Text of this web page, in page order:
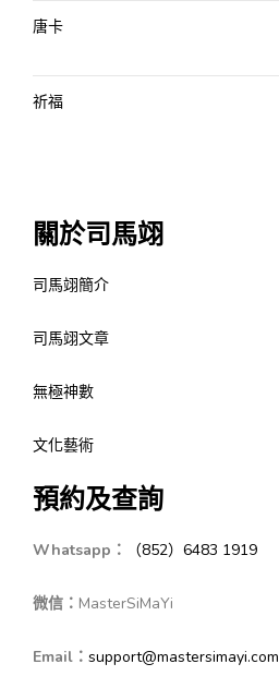
唐卡
祈福
關於司馬翊
司馬翊簡介
司馬翊文章
無極神數
文化藝術
預約及查詢
Whatsapp： （852）6483 1919
微信： MasterSiMaYi
Email： support@mastersimayi.com